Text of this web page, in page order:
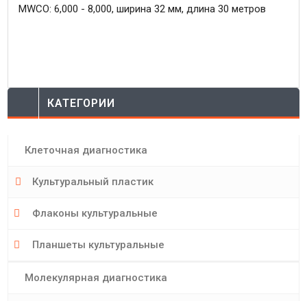
MWCO: 6,000 - 8,000, ширина 32 мм, длина 30 метров
КАТЕГОРИИ
Клеточная диагностика
Культуральный пластик
Флаконы культуральные
Планшеты культуральные
Молекулярная диагностика